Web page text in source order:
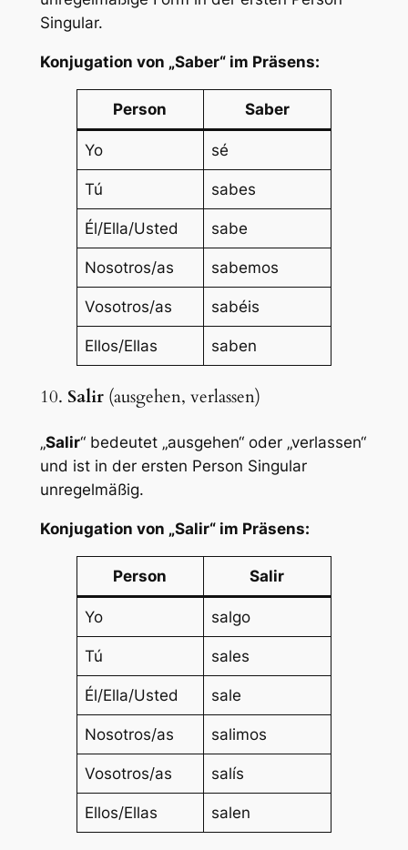
Singular.
Konjugation von „Saber“ im Präsens:
Person Saber
Yo sé
Tú sabes
Él/Ella/Usted sabe
Nosotros/as sabemos
Vosotros/as sabéis
Ellos/Ellas saben
10. Salir(ausgehen, verlassen)
„Salir“ bedeutet „ausgehen“ oder „verlassen“
und ist in der ersten Person Singular
unregelmäßig.
Konjugation von „Salir“ im Präsens:
Person Salir
Yo salgo
Tú sales
Él/Ella/Usted sale
Nosotros/as salimos
Vosotros/as salís
Ellos/Ellas salen